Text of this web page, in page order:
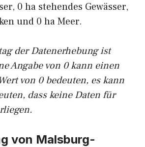
0 ha stehendes Gewässer,
und 0 ha Meer.
der Datenerhebung ist
Angabe von 0 kann einen
von 0 bedeuten, es kann
dass keine Daten für
von Malsburg-